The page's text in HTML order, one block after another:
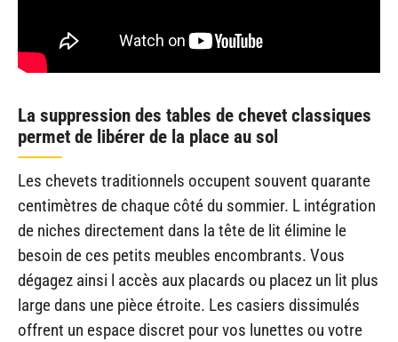
La suppression des tables de chevet classiques
permet de libérer de la place au sol
Les chevets traditionnels occupent souvent quarante
centimètres de chaque côté du sommier. L intégration
de niches directement dans la tête de lit élimine le
besoin de ces petits meubles encombrants. Vous
dégagez ainsi l accès aux placards ou placez un lit plus
large dans une pièce étroite. Les casiers dissimulés
offrent un espace discret pour vos lunettes ou votre